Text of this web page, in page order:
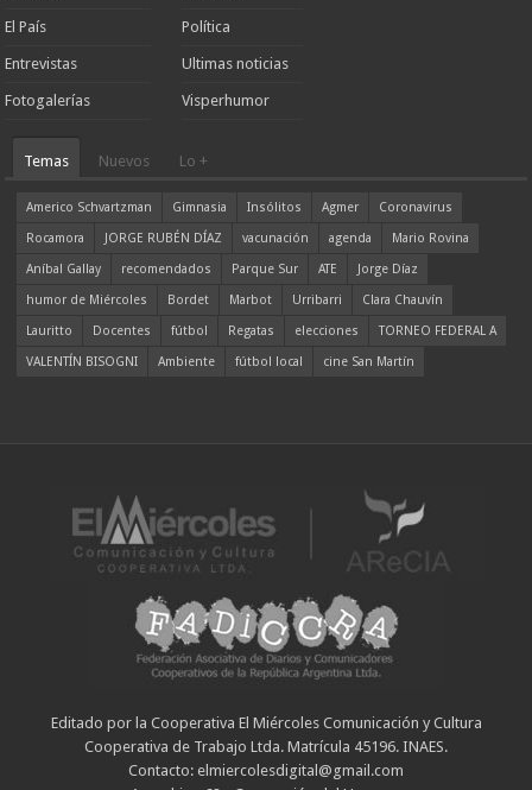
El País
Entrevistas
Fotogalerías
Política
Ultimas noticias
Visperhumor
Temas Nuevos Lo +
Americo Schvartzman Gimnasia Insólitos Agmer
Coronavirus
Rocamora
JORGE RUBÉN DÍAZ vacunación agenda
Mario Rovina
Aníbal Gallay
recomendados Parque Sur ATE
Jorge Díaz
humor de Miércoles
Bordet Marbot Urribarri
Clara Chauvín
Lauritto
Docentes fútbol Regatas elecciones
TORNEO FEDERAL A
VALENTÍN BISOGNI
Ambiente fútbol local cine San Martín
Editado por la Cooperativa El Miércoles Comunicación y Cultura
Cooperativa de Trabajo Ltda. Matrícula 45196. INAES.
Contacto: elmiercolesdigital@gmail.com